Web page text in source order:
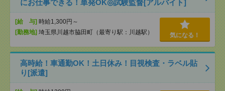
にお仕事できる！単発OK◎試験監督[アルバイト]
[給 与] 時給1,300円～
[勤務地] 埼玉県川越市脇田町（最寄り駅：川越駅） 気になる！
高時給！車通勤OK！土日休み！目視検査・ラベル貼
り[派遣]